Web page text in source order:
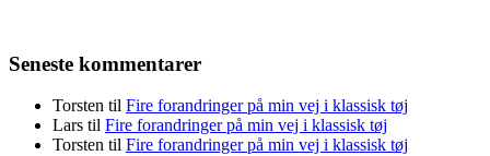
Seneste kommentarer
Torsten til Fire forandringer på min vej i klassisk tøj
Lars til Fire forandringer på min vej i klassisk tøj
Torsten til Fire forandringer på min vej i klassisk tøj